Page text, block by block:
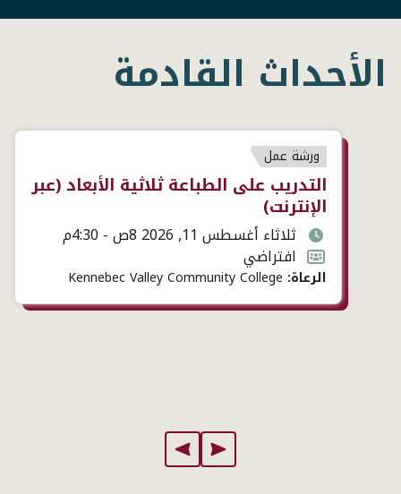
الأحداث القادمة
نوع
الحدث
ورشة عمل
عنوان
الحدث
التدريب على الطباعة ثلاثية الأبعاد (عبر
الإنترنت)
تاريخ
ووقت
الحدث
ثلاثاء أغسطس 11, 2026 8ص - 4:30م
تنسيق
الحدث
افتراضي
الرعاة: Kennebec Valley Community College